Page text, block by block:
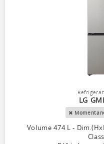
LG
Volume 474 L -